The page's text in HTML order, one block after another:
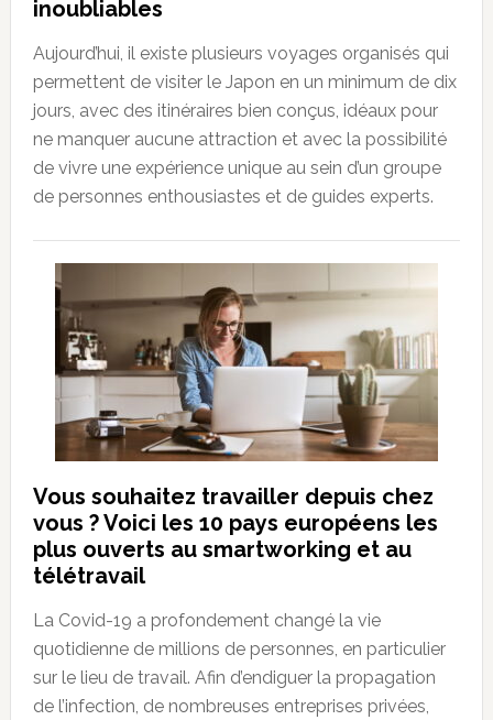
inoubliables
Aujourd’hui, il existe plusieurs voyages organisés qui
permettent de visiter le Japon en un minimum de dix
jours, avec des itinéraires bien conçus, idéaux pour
ne manquer aucune attraction et avec la possibilité
de vivre une expérience unique au sein d’un groupe
de personnes enthousiastes et de guides experts.
Vous souhaitez travailler depuis chez
vous ? Voici les 10 pays européens les
plus ouverts au smartworking et au
télétravail
La Covid-19 a profondement changé la vie
quotidienne de millions de personnes, en particulier
sur le lieu de travail. Afin d’endiguer la propagation
de l’infection, de nombreuses entreprises privées,